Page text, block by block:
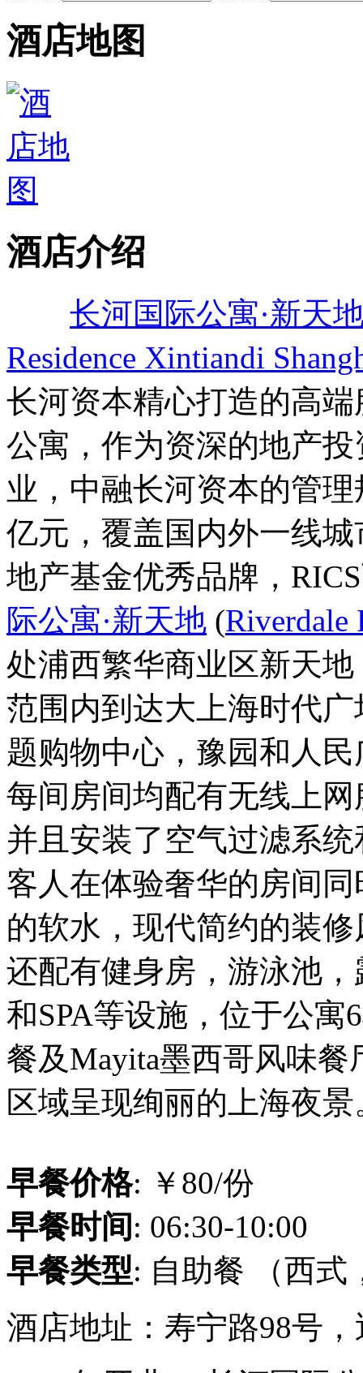
酒店地图
酒店介绍
长河国际公寓·新天
Residence Xintiandi
长河资本精心打造的高
公寓，作为资深的地产
业，中融长河资本的管
亿元，覆盖国内外一线
地产基金优秀品牌，
际公寓·新天地 (Riverdale
处浦西繁华商业区新天
范围内到达大上海时代
题购物中心，豫园和人
每间房间均配有无线上
并且安装了空气过滤系
客人在体验奢华的房间
的软水，现代简约的装
还配有健身房，游泳池
和SPA等设施，位于公
餐及Mayita墨西哥风味
区域呈现绚丽的上海夜景
早餐价格: ￥80/份
早餐时间 : 06:30-10:00
早餐类型: 自助餐 （西式
酒店地址：寿宁路98号